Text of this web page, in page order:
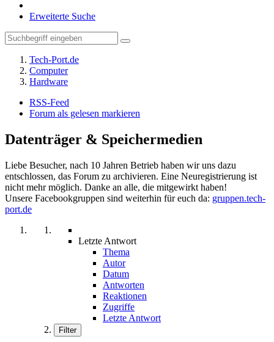
Erweiterte Suche
Tech-Port.de
Computer
Hardware
RSS-Feed
Forum als gelesen markieren
Datenträger & Speichermedien
Liebe Besucher, nach 10 Jahren Betrieb haben wir uns dazu
entschlossen, das Forum zu archivieren. Eine Neuregistrierung ist
nicht mehr möglich. Danke an alle, die mitgewirkt haben!
Unsere Facebookgruppen sind weiterhin für euch da: gruppen.tech-
port.de
Letzte Antwort
Thema
Autor
Datum
Antworten
Reaktionen
Zugriffe
Letzte Antwort
Filter